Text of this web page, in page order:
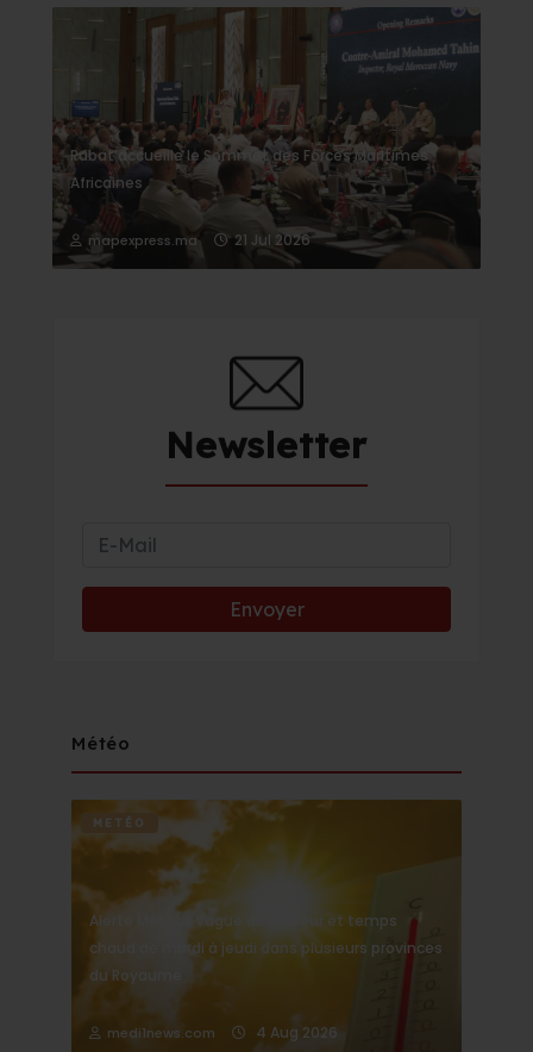
Rabat accueille le Sommet des Forces Maritimes
Africaines
mapexpress.ma 21 Jul 2026
Newsletter
Météo
METÉO
Alerte Météo : Vague de chaleur et temps
chaud de mardi à jeudi dans plusieurs provinces
du Royaume
medi1news.com 4 Aug 2026